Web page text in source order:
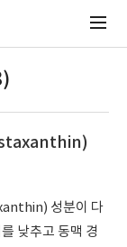
성분이 다
낮추고 동맥 경